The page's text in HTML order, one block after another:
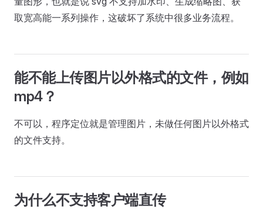
取宽高能一系列操作，这破坏了系统中很多业务流程。
能不能上传图片以外格式的文件，例如
mp4？
不可以，程序定位就是管理图片，未做任何图片以外格式
的文件支持。
为什么不支持客户端直传